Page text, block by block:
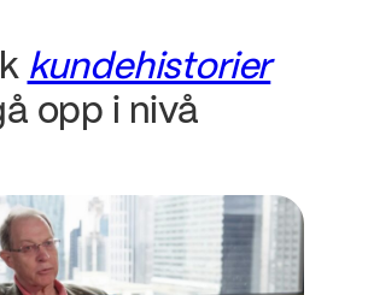
kundehistorier
opp i nivå